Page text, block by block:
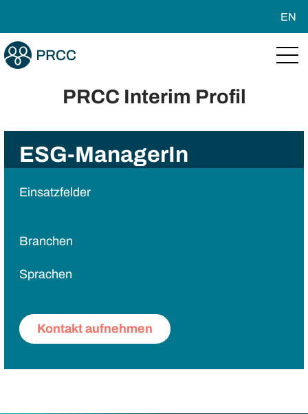
EN
PRCC Interim Profil
ESG-ManagerIn
Einsatzfelder
Branchen
Sprachen
Kontakt aufnehmen